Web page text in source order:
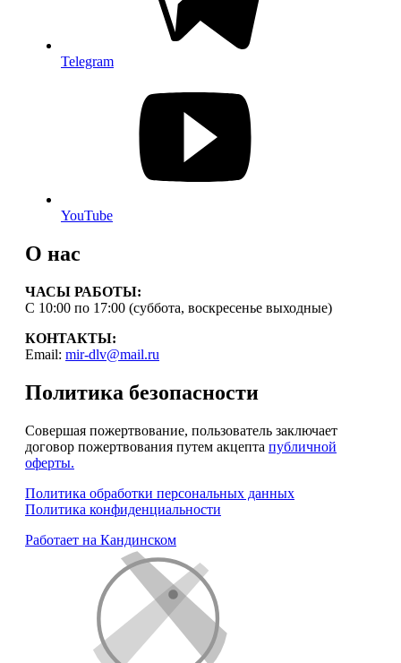
Telegram
YouTube
О нас
ЧАСЫ РАБОТЫ:
С 10:00 по 17:00 (суббота, воскресенье выходные)
КОНТАКТЫ:
Email: mir-dlv@mail.ru
Политика безопасности
Совершая пожертвование, пользователь заключает
договор пожертвования путем акцепта публичной
оферты.
Политика обработки персональных данных
Политика конфиденциальности
Работает на Кандинском